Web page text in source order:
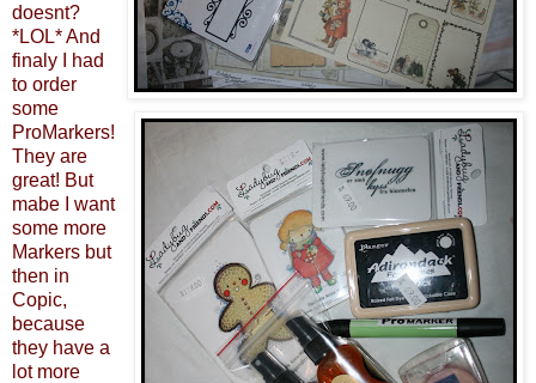
doesnt?
*LOL* And
finaly I had
to order
some
ProMarkers!
They are
great! But
mabe I want
some more
Markers but
then in
Copic,
because
they have a
lot more